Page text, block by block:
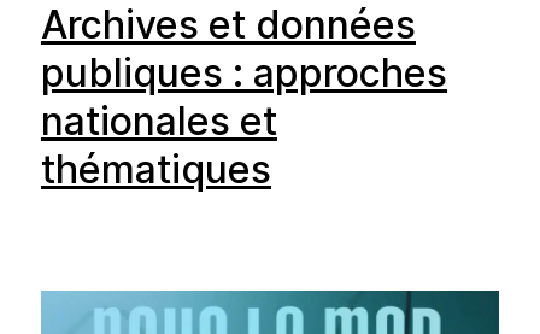
Archives et données
publiques : approches
nationales et
thématiques